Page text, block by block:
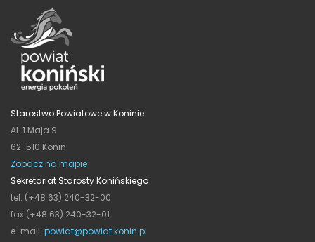
Starostwo Powiatowe w Koninie
Al. 1 Maja 9
62-510 Konin
Zobacz na mapie
Sekretariat Starosty Konińskiego
tel. (+48 63) 240-32-00
fax (+48 63) 240-32-01
e-mail: powiat@powiat.konin.pl